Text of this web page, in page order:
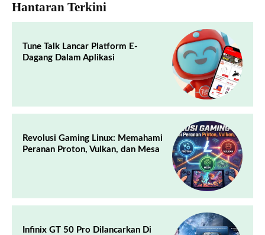
Hantaran Terkini
Tune Talk Lancar Platform E-
Dagang Dalam Aplikasi
Revolusi Gaming Linux: Memahami
Peranan Proton, Vulkan, dan Mesa
Infinix GT 50 Pro Dilancarkan Di